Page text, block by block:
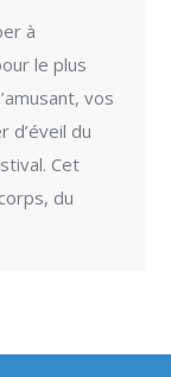
à
le plus
vos
d’éveil du
Cet
du